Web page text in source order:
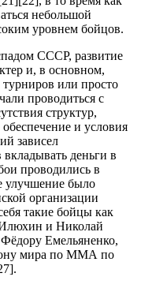
небольшой
уровнем бойцов.
СССР, развитие
и, в основном,
турниров или просто
проводиться с
структур,
и условия
зависел
деньги в
проводились в
улучшение было
организации
такие бойцы как
и Николай
Емельяненко,
мира по ММА по